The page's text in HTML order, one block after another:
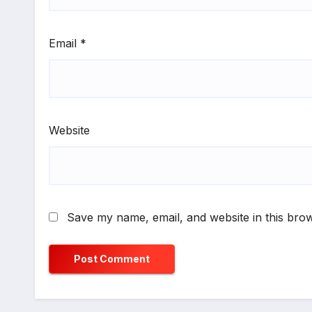
Email *
Website
Save my name, email, and website in this